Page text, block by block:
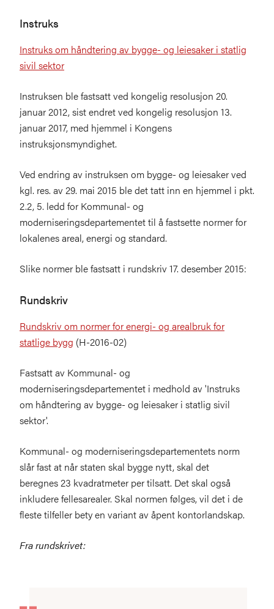
Instruks
Instruks om håndtering av bygge- og leiesaker i statlig
sivil sektor
Instruksen ble fastsatt ved kongelig resolusjon 20.
januar 2012, sist endret ved kongelig resolusjon 13.
januar 2017, med hjemmel i Kongens
instruksjonsmyndighet.
Ved endring av instruksen om bygge- og leiesaker ved
kgl. res. av 29. mai 2015 ble det tatt inn en hjemmel i pkt.
2.2, 5. ledd for Kommunal- og
moderniseringsdepartementet til å fastsette normer for
lokalenes areal, energi og standard.
Slike normer ble fastsatt i rundskriv 17. desember 2015:
Rundskriv
Rundskriv om normer for energi- og arealbruk for
statlige bygg (H-2016-02)
Fastsatt av Kommunal- og
moderniseringsdepartementet i medhold av 'Instruks
om håndtering av bygge- og leiesaker i statlig sivil
sektor'.
Kommunal- og moderniseringsdepartementets norm
slår fast at når staten skal bygge nytt, skal det
beregnes 23 kvadratmeter per tilsatt. Det skal også
inkludere fellesarealer. Skal normen følges, vil det i de
fleste tilfeller bety en variant av åpent kontorlandskap.
Fra rundskrivet: